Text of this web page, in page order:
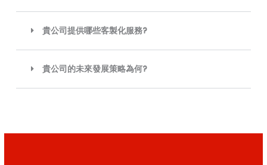
貴公司提供哪些客製化服務?
貴公司的未來發展策略為何?